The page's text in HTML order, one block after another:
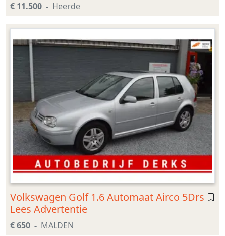
€ 11.500 Heerde
Volkswagen Golf 1.6 Automaat Airco 5Drs
Lees Advertentie
€ 650 MALDEN